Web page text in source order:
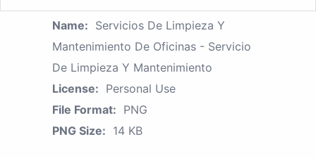
Name: Servicios De Limpieza Y
Mantenimiento De Oficinas - Servicio
De Limpieza Y Mantenimiento
License: Personal Use
File Format: PNG
PNG Size: 14 KB